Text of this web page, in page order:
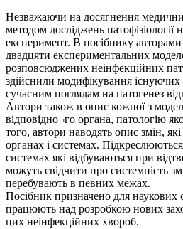
Незважаючи на досягнення
методом досліджень патофізіології
експеримент. В посібнику
двадцяти експериментальних
розповсюджених неінфекційних
здійснили модифікування існуючих
сучасним поглядам на патогенез
Автори також в опис кожної з
відповідно¬го органа, патологію
того, автори наводять опис змін,
органах і системах.
системах які відбуваються при
можуть свідчити про системність
перебувають в певних межах.
Посібник призначено для наукових
працюють над розробкою нових
цих неінфекційних хвороб.